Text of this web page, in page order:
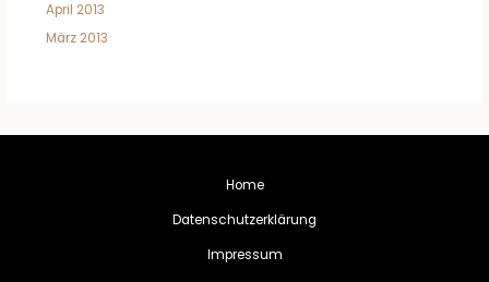
April 2013
März 2013
Home
Datenschutzerklärung
Impressum